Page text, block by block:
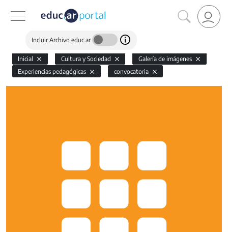
Incluir Archivo educ.ar
Inicial Cultura y Sociedad
Galería de imágenes
Experiencias pedagógicas
convocatoria